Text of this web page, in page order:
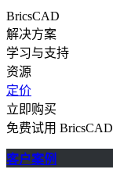
BricsCAD
解决方案
学习与支持
资源
定价
立即购买
免费试用 BricsCAD
客户案例